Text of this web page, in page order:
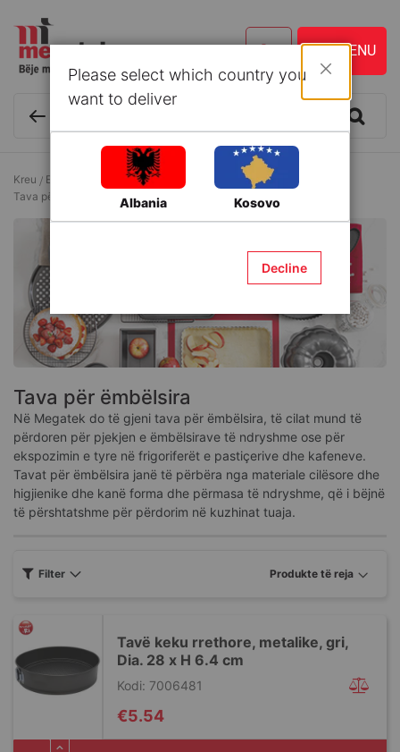
Kreu Enë kuzhine dhe Aksesorë
Aksesorë/Tava për ëmbëlsira
Tava për ëmbëlsira
Tava për ëmbëlsira
Në Megatek do të gjeni tava për ëmbëlsira, të cilat mund të
përdoren për pjekjen e ëmbëlsirave të ndryshme ose për
ekspozimin e tyre në frigoriferët e pastiçerive dhe kafeneve.
Tavat për ëmbëlsira janë të përbëra nga materiale cilësore dhe
higjienike dhe kanë forma dhe përmasa të ndryshme, që i bëjnë
të përshtatshme për përdorim në kuzhinat tuaja.
Tavë keku rrethore, metalike, gri,
Dia. 28 x H 6.4 cm
Kodi: 7006481
€5.54
Filter
Please select which country you
want to deliver
Albania Kosovo
Decline